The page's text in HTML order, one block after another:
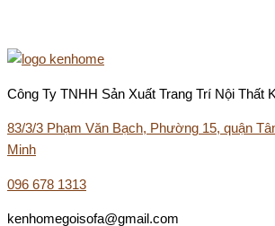
Công Ty TNHH Sản Xuất Trang Trí Nội Thất
83/3/3 Phạm Văn Bạch, Phường 15, quận
Minh
096 678 1313
kenhomegoisofa@gmail.com